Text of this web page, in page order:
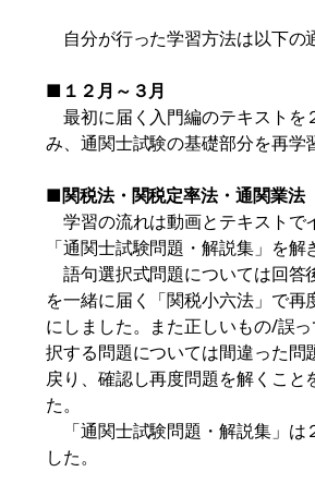
自分が行った学習方法は以下の
■１２月～３月
最初に届く入門編のテキストを
み、通関士試験の基礎部分を再学
■関税法・関税定率法・通関業法
学習の流れは動画とテキストで
「通関士試験問題・解説集」を解
語句選択式問題については回答
を一緒に届く「関税小六法」で再
にしました。また正しいもの/誤
択する問題については間違った問
戻り、確認し再度問題を解くこと
た。
「通関士試験問題・解説集」は
した。